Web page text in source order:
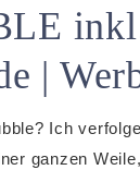
|
Ich
ganzen